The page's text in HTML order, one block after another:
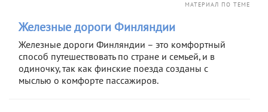
МАТЕРИАЛ ПО ТЕМЕ
Железные дороги Финляндии
Железные дороги Финляндии – это комфортный
способ путешествовать по стране и семьей, и в
одиночку, так как финские поезда созданы с
мыслью о комфорте пассажиров.